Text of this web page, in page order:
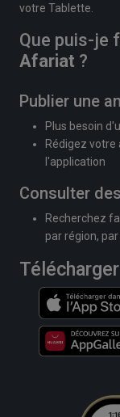
votre Tablette.
Que puis-je
Afariat ?
Publier une
Plus besoin
Rédigez
l'application
Consulter
Recherchez
par région,
Télécharger